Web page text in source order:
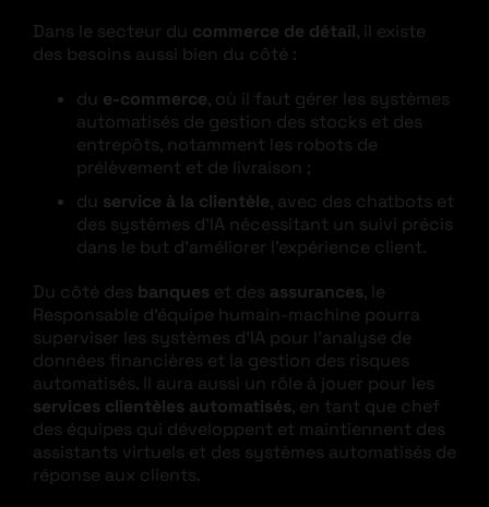
Dans le secteur du commerce de détail, il existe
des besoins aussi bien du côté :
du e-commerce, où il faut gérer les systèmes
automatisés de gestion des stocks et des
entrepôts, notamment les robots de
prélèvement et de livraison ;
du service à la clientèle, avec des chatbots et
des systèmes d’IA nécessitant un suivi précis
dans le but d’améliorer l’expérience client.
Du côté des banques et des assurances, le
Responsable d’équipe humain-machine pourra
superviser les systèmes d’IA pour l’analyse de
données financières et la gestion des risques
automatisés. Il aura aussi un rôle à jouer pour les
services clientèles automatisés, en tant que chef
des équipes qui développent et maintiennent des
assistants virtuels et des systèmes automatisés de
réponse aux clients.